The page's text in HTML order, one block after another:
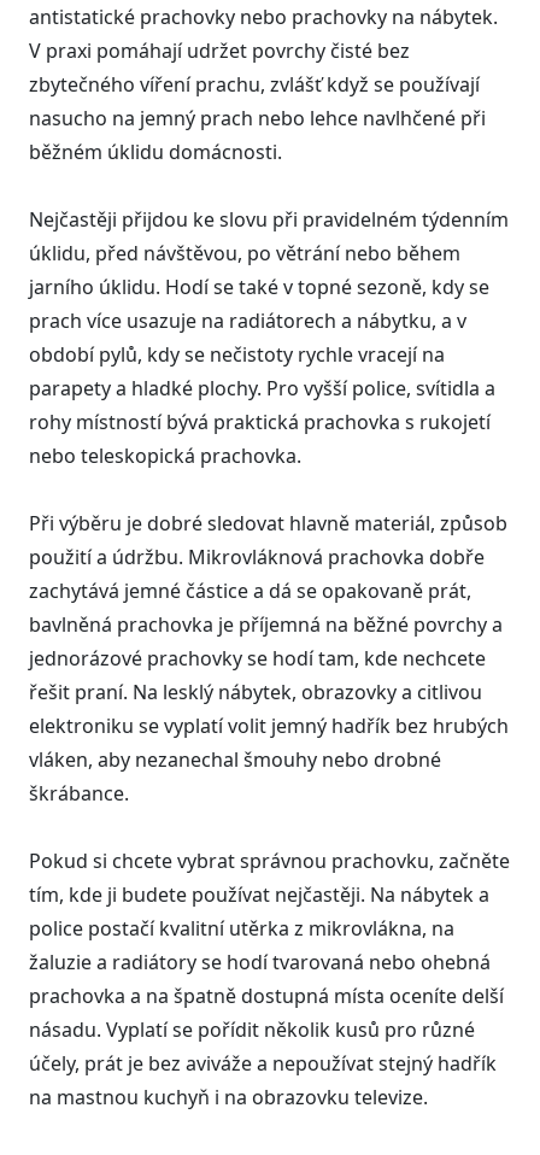
antistatické prachovky nebo prachovky na nábytek.
V praxi pomáhají udržet povrchy čisté bez
zbytečného víření prachu, zvlášť když se používají
nasucho na jemný prach nebo lehce navlhčené při
běžném úklidu domácnosti.
Nejčastěji přijdou ke slovu při pravidelném týdenním
úklidu, před návštěvou, po větrání nebo během
jarního úklidu. Hodí se také v topné sezoně, kdy se
prach více usazuje na radiátorech a nábytku, a v
období pylů, kdy se nečistoty rychle vracejí na
parapety a hladké plochy. Pro vyšší police, svítidla a
rohy místností bývá praktická prachovka s rukojetí
nebo teleskopická prachovka.
Při výběru je dobré sledovat hlavně materiál, způsob
použití a údržbu. Mikrovláknová prachovka dobře
zachytává jemné částice a dá se opakovaně prát,
bavlněná prachovka je příjemná na běžné povrchy a
jednorázové prachovky se hodí tam, kde nechcete
řešit praní. Na lesklý nábytek, obrazovky a citlivou
elektroniku se vyplatí volit jemný hadřík bez hrubých
vláken, aby nezanechal šmouhy nebo drobné
škrábance.
Pokud si chcete vybrat správnou prachovku, začněte
tím, kde ji budete používat nejčastěji. Na nábytek a
police postačí kvalitní utěrka z mikrovlákna, na
žaluzie a radiátory se hodí tvarovaná nebo ohebná
prachovka a na špatně dostupná místa oceníte delší
násadu. Vyplatí se pořídit několik kusů pro různé
účely, prát je bez aviváže a nepoužívat stejný hadřík
na mastnou kuchyň i na obrazovku televize.